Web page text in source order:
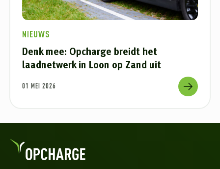
NIEUWS
Denk mee: Opcharge breidt het
laadnetwerk in Loon op Zand uit
01 MEI 2026